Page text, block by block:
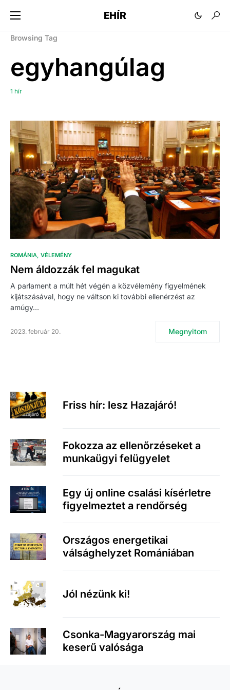
EHÍR
Browsing Tag
egyhangúlag
1 hír
ROMÁNIA VÉLEMÉNY
Nem áldozzák fel magukat
A parlament a múlt hét végén a közvélemény figyelmének
kijátszásával, hogy ne váltson ki további ellenérzést az
amúgy…
2023. február 20. Megnyitom
Friss hír: lesz Hazajáró!
Fokozza az ellenőrzéseket a
munkaügyi felügyelet
Egy új online csalási kísérletre
figyelmeztet a rendőrség
Országos energetikai
válsághelyzet Romániában
Jól nézünk ki!
Csonka-Magyarország mai
keserű valósága